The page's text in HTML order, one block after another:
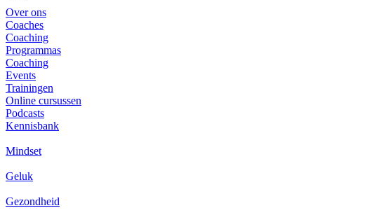
Over ons
Coaches
Coaching
Programmas
Coaching
Events
Trainingen
Online cursussen
Podcasts
Kennisbank
Mindset
Geluk
Gezondheid